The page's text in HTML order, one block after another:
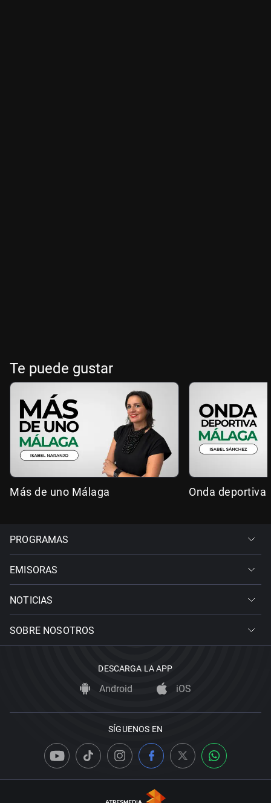
Te puede gustar
Más de uno Málaga Onda deportiva
PROGRAMAS
EMISORAS
NOTICIAS
SOBRE NOSOTROS
DESCARGA LA APP
Android iOS
SÍGUENOS EN